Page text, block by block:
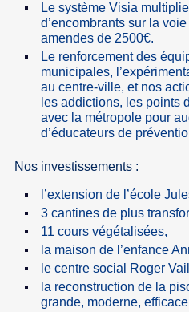
Le système Visia
d’encombrants sur la
amendes de 2500€.
Le renforcement des
municipales,
au centre-ville, et nos
les addictions, les points
avec la métropole pour
d’éducateurs de
Nos investissements :
l’extension de l’école
3 cantines de plus
11 cours végétalisées,
la maison de l’enfance
le centre social Roger
la reconstruction de la
grande, moderne,